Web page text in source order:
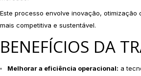
Este processo envolve inovação,
mais competitiva e sustentável.
BENEFÍCIOS DA
Melhorar a eficiência operacional: a